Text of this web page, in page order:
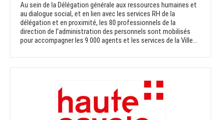
Au sein de la Délégation générale aux ressources humaines et
au dialogue social, et en lien avec les services RH de la
délégation et en proximité, les 80 professionnels de la
direction de l’administration des personnels sont mobilisés
pour accompagner les 9 000 agents et les services de la Ville...